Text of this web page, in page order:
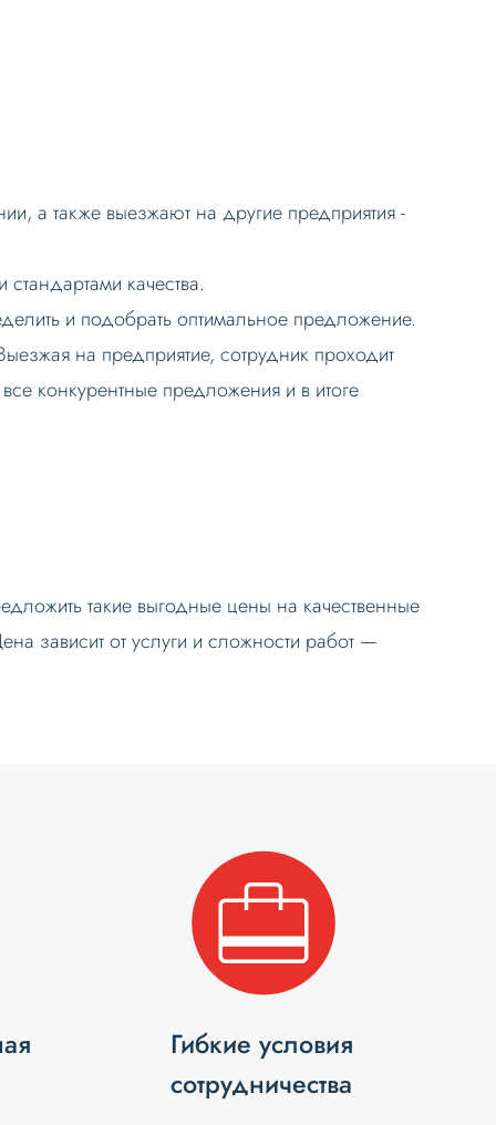
а также выезжают на другие предприятия -
качества.
и подобрать оптимальное предложение.
на предприятие, сотрудник проходит
конкурентные предложения и в итоге
такие выгодные цены на качественные
зависит от услуги и сложности работ —
Гибкие условия
сотрудничества